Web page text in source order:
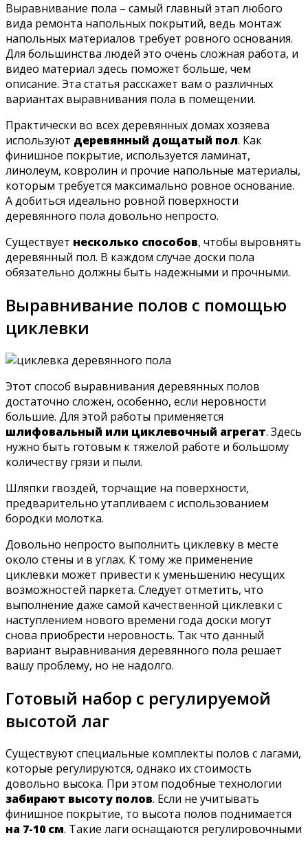
Выравнивание пола – самый главный этап любого
вида ремонта напольных покрытий, ведь монтаж
напольных материалов требует ровного основания.
Для большинства людей это очень сложная работа, и
видео материал здесь поможет больше, чем
описание. Эта статья расскажет вам о различных
вариантах выравнивания пола в помещении.
Практически во всех деревянных домах хозяева
используют деревянный дощатый пол. Как
финишное покрытие, используется ламинат,
линолеум, ковролин и прочие напольные материалы,
которым требуется максимально ровное основание.
А добиться идеально ровной поверхности
деревянного пола довольно непросто.
Существует несколько способов, чтобы выровнять
деревянный пол. В каждом случае доски пола
обязательно должны быть надежными и прочными.
Выравнивание полов с помощью
циклевки
Этот способ выравнивания деревянных полов
достаточно сложен, особенно, если неровности
большие. Для этой работы применяется
шлифовальный или циклевочный агрегат. Здесь
нужно быть готовым к тяжелой работе и большому
количеству грязи и пыли.
Шляпки гвоздей, торчащие на поверхности,
предварительно утапливаем с использованием
бородки молотка.
Довольно непросто выполнить циклевку в месте
около стены и в углах. К тому же применение
циклевки может привести к уменьшению несущих
возможностей паркета. Следует отметить, что
выполнение даже самой качественной циклевки с
наступлением нового времени года доски могут
снова приобрести неровность. Так что данный
вариант выравнивания деревянного пола решает
вашу проблему, но не надолго.
Готовый набор с регулируемой
высотой лаг
Существуют специальные комплекты полов с лагами,
которые регулируются, однако их стоимость
довольно высока. При этом подобные технологии
забирают высоту полов. Если не учитывать
финишное покрытие, то высота полов поднимается
на 7-10 см. Такие лаги оснащаются регулировочными